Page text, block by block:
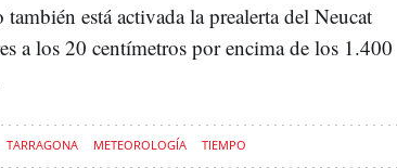
está activada la prealerta del Neucat
a los 20 centímetros por encima de los 1.400
TARRAGONA METEOROLOGÍA TIEMPO